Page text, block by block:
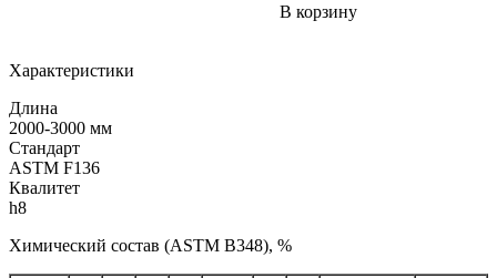
В корзину
Характеристики
Длина
2000-3000 мм
Стандарт
ASTM F136
Квалитет
h8
Химический состав (ASTM B348), %